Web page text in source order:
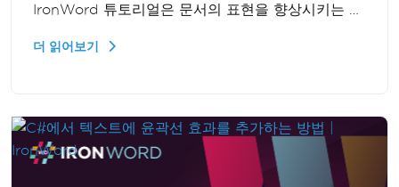
IronWord 튜토리얼은 문서의 표현을 향상시키는 쉽
더 읽어보기